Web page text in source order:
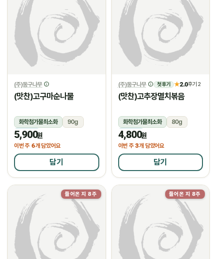
(주)둥구나무
(맛찬)고구마순나물
화학첨가물최소화
90g
냉장
5,900원
이번 주 6개 담았어요
담기
(주)둥구나무 첫 후기 ★2.0후기 2
(맛찬)고추장멸치볶음
화학첨가물최소화
80g
냉장
4,800원
이번 주 3개 담았어요
담기
들어온 지 8주 들어온 지 8주